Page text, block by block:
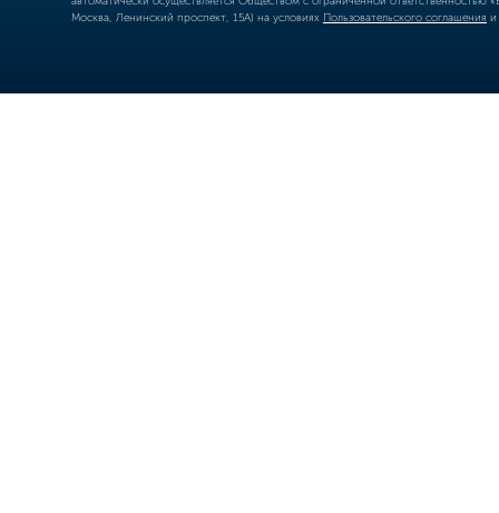
Москва, Ленинский проспект, 15А) на условиях Пользовательского соглашения и